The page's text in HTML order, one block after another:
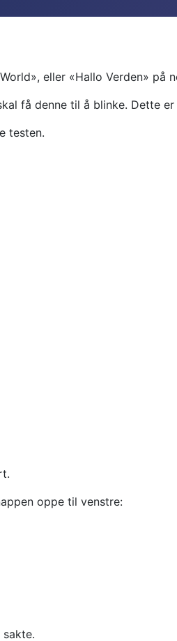
eller «Hallo Verden» på
få denne til å blinke. Dette
testen.
oppe til venstre: